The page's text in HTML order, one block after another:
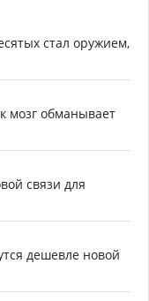
стал оружием,
мозг обманывает
связи для
дешевле новой